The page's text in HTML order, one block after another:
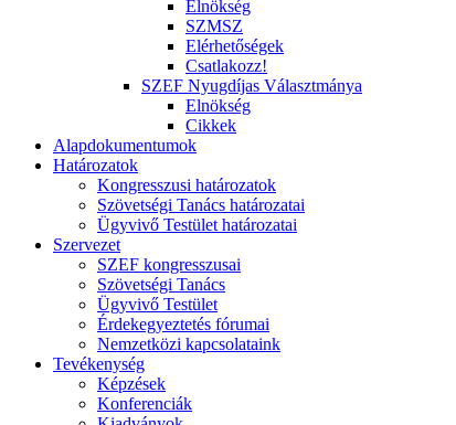
Elnökség
SZMSZ
Elérhetőségek
Csatlakozz!
SZEF Nyugdíjas Választmánya
Elnökség
Cikkek
Alapdokumentumok
Határozatok
Kongresszusi határozatok
Szövetségi Tanács határozatai
Ügyvivő Testület határozatai
Szervezet
SZEF kongresszusai
Szövetségi Tanács
Ügyvivő Testület
Érdekegyeztetés fórumai
Nemzetközi kapcsolataink
Tevékenység
Képzések
Konferenciák